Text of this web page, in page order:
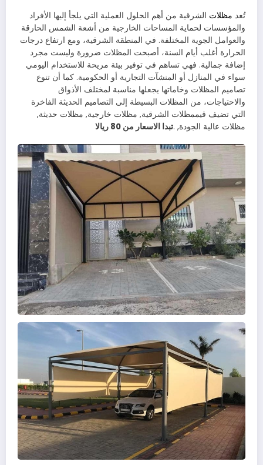
تُعد مظلات الشرقية من أهم الحلول العملية التي يلجأ إليها الأفراد
والمؤسسات لحماية المساحات الخارجية من أشعة الشمس الحارقة
والعوامل الجوية المختلفة. في المنطقة الشرقية، ومع ارتفاع درجات
الحرارة أغلب أيام السنة، أصبحت المظلات ضرورة وليست مجرد
إضافة جمالية. فهي تساهم في توفير بيئة مريحة للاستخدام اليومي
سواء في المنازل أو المنشآت التجارية أو الحكومية. كما أن تنوع
تصاميم المظلات وخاماتها يجعلها مناسبة لمختلف الأذواق
والاحتياجات، من المظلات البسيطة إلى التصاميم الحديثة الفاخرة
التي تضيف قيممظلات الشرقية, مظلات خارجية, مظلات حديثة,
مظلات عالية الجودة, .تبدا الاسعار من 80 ريالا